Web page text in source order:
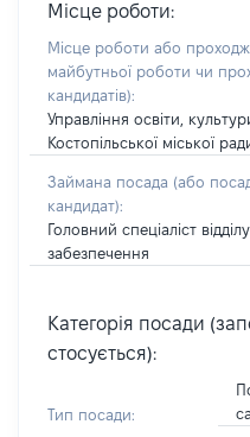
Місце роботи:
Місце роботи або
майбутньої роботи чи
кандидатів):
Управління освіти,
Костопільської міської
Займана посада (або
кандидат):
Головний спеціаліст
забезпечення
Категорія посади
стосується):
Тип посади: